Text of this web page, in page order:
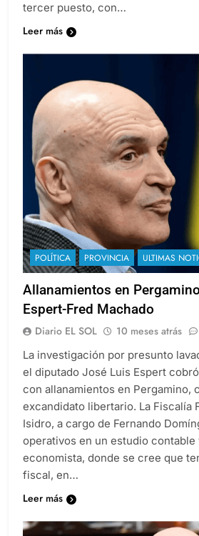
tercer puesto, con…
Leer más
POLÍTICA PROVINCIA ULTIMAS
Allanamientos en
Espert-Fred Machado
Diario EL SOL 10 meses atrás
La investigación por presunto
el diputado José Luis Espert
con allanamientos en Pergamino,
excandidato libertario. La Fiscalía
Isidro, a cargo de Fernando
operativos en un estudio contable
economista, donde se cree que
fiscal, en…
Leer más